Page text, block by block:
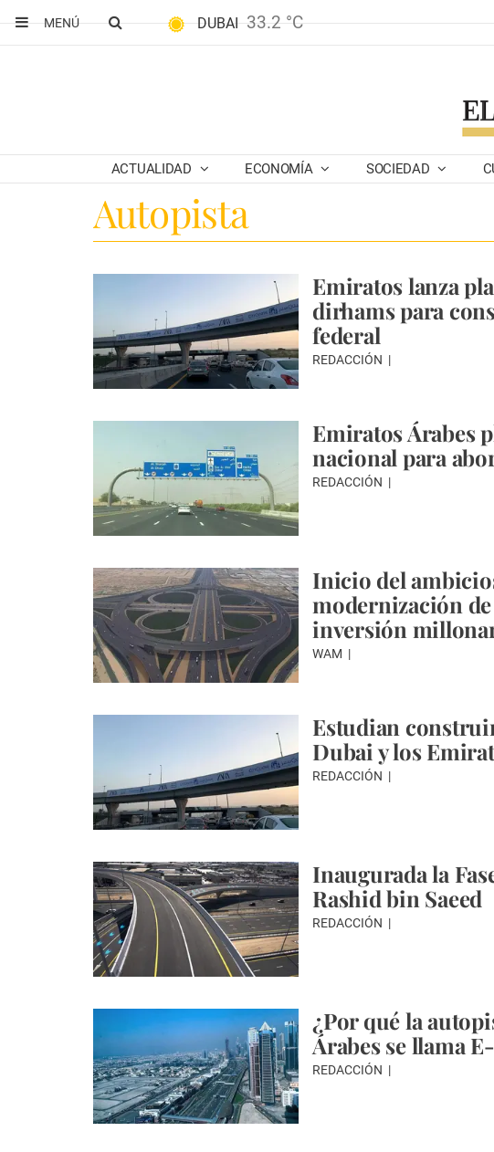
MENÚ
DUBAI 33.2 °C
ACTUALIDAD ECONOMÍA SOCIEDAD
Autopista
Emiratos lanza
dirhams para
federal
REDACCIÓN
Emiratos Árabes
nacional para
REDACCIÓN
Inicio del
modernización
inversión
WAM
Estudian
Dubai y los
REDACCIÓN
Inaugurada la
Rashid bin Saeed
REDACCIÓN
¿Por qué la
Árabes se llama E-
REDACCIÓN